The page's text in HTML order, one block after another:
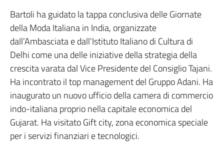
Bartoli ha guidato la tappa conclusiva delle Giornate
della Moda Italiana in India, organizzate
dall’Ambasciata e dall’Istituto Italiano di Cultura di
Delhi come una delle iniziative della strategia della
crescita varata dal Vice Presidente del Consiglio Tajani.
Ha incontrato il top management del Gruppo Adani. Ha
inaugurato un nuovo ufficio della camera di commercio
indo-italiana proprio nella capitale economica del
Gujarat. Ha visitato Gift city, zona economica speciale
per i servizi finanziari e tecnologici.